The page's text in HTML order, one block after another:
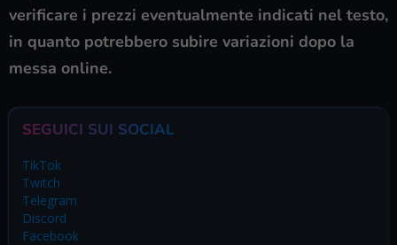
verificare i prezzi eventualmente indicati nel testo,
in quanto potrebbero subire variazioni dopo la
messa online.
SEGUICI SUI SOCIAL
TikTok
Twitch
Telegram
Discord
Facebook